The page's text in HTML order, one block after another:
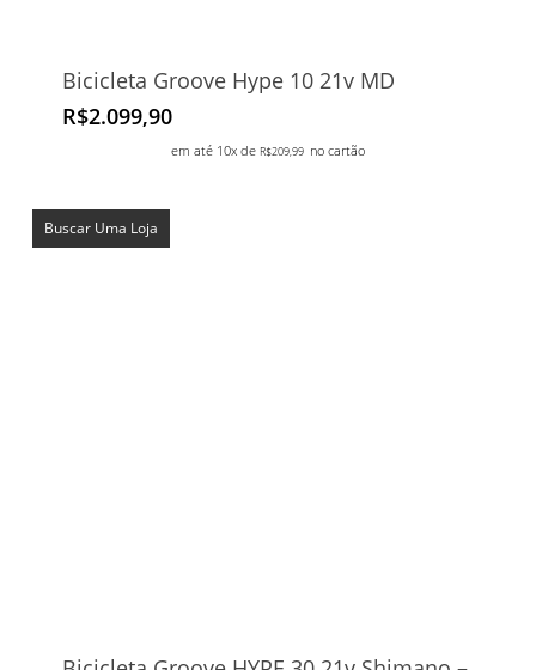
Bicicleta Groove Hype 10 21v MD
R$2.099,90
em até 10x de R$209,99 no cartão
Buscar Uma Loja